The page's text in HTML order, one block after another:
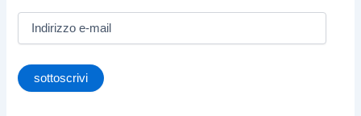
i
r
sottoscrivi